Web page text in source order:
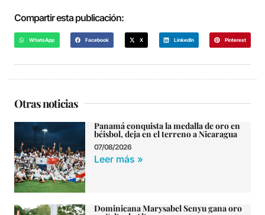
Compartir esta publicación:
WhatsApp Facebook X LinkedIn Pinterest
Otras noticias
Panamá conquista la medalla de oro en
béisbol, deja en el terreno a Nicaragua
07/08/2026
Leer más »
Dominicana Marysabel Senyu gana oro